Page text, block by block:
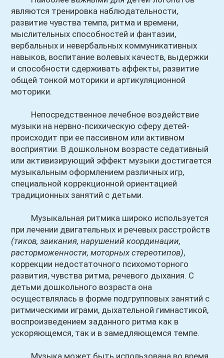
являются тренировка наблюдательности,
развитие чувства темпа, ритма и времени,
мыслительных способностей и фантазии,
вербальных и невербальных коммуникативных
навыков, воспитание волевых качеств, выдержки
и способности сдерживать аффекты, развитие
общей тонкой моторики и артикуляционной
моторики.
Непосредственное лечебное воздействие
музыки на нервно-психическую сферу детей-
происходит при ее пассивном или активном
восприятии. В дошкольном возрасте седативный
или активизирующий эффект музыки достигается
музыкальным оформлением различных игр,
специальной коррекционной ориентацией
традиционных занятий с детьми.
Музыкальная ритмика широко используется
при лечении двигательных и речевых расстройств
(тиков, заикания, нарушений координации,
расторможенности, моторных стереотипов),
коррекции недостаточного психомоторного
развития, чувства ритма, речевого дыхания. С
детьми дошкольного возраста она
осуществлялась в форме подгрупповых занятий с
ритмическими играми, дыхательной гимнастикой,
воспроизведением заданного ритма как в
ускоряющемся, так и в замедляющемся темпе.
Музыка может быть использована во время